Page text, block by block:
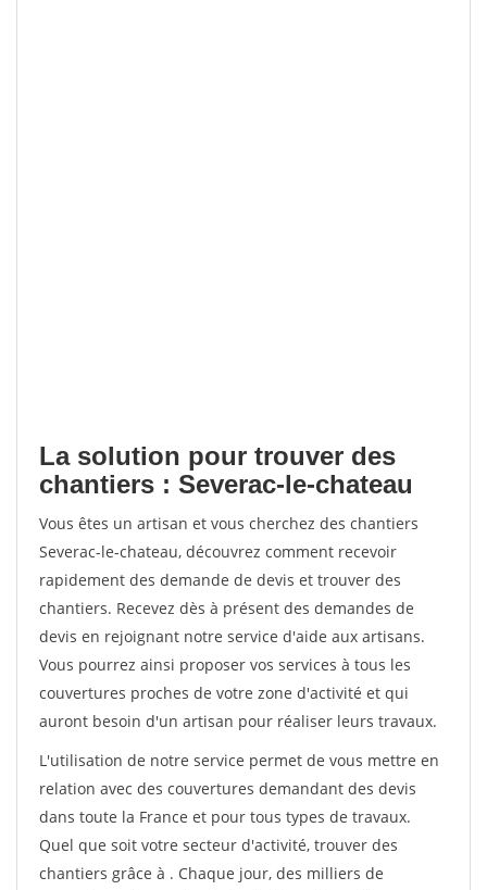
La solution pour trouver des
chantiers : Severac-le-chateau
Vous êtes un artisan et vous cherchez des chantiers
Severac-le-chateau, découvrez comment recevoir
rapidement des demande de devis et trouver des
chantiers. Recevez dès à présent des demandes de
devis en rejoignant notre service d'aide aux artisans.
Vous pourrez ainsi proposer vos services à tous les
couvertures proches de votre zone d'activité et qui
auront besoin d'un artisan pour réaliser leurs travaux.
L'utilisation de notre service permet de vous mettre en
relation avec des couvertures demandant des devis
dans toute la France et pour tous types de travaux.
Quel que soit votre secteur d'activité, trouver des
chantiers grâce à . Chaque jour, des milliers de